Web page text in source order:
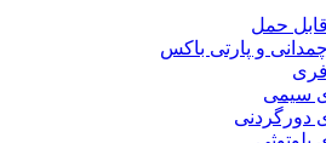
قابل حمل
و پارتی باکس
سیمی
دورگردنی